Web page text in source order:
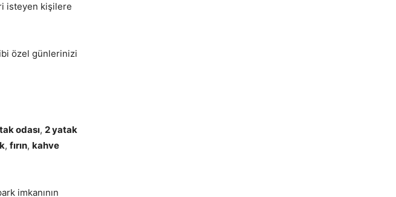
isteyen kişilere
özel günlerinizi
odası, 2 yatak
, fırın, kahve
imkanının